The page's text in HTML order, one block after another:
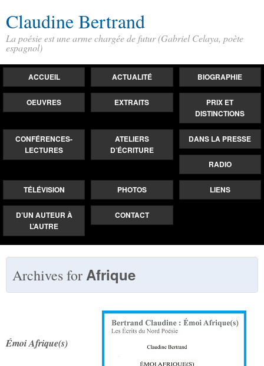
Claudine Bertrand
La poésie est une arme chargée de futur (Gabriel Celaya, poète
espagnol)
ACCUEIL ACTUALITÉ BIOGRAPHIE
OEUVRES EXTRAITS
PRIX ET
DISTINCTIONS
CONFÉRENCES-
LECTURES
ATELIERS
D’ÉCRITURE
DANS LA PRESSE
RADIO
TÉLÉVISION PHOTOS LIENS
D’UN AUTEUR À
L’AUTRE
CONTACT
Archives for Afrique
Émoi Afrique(s)